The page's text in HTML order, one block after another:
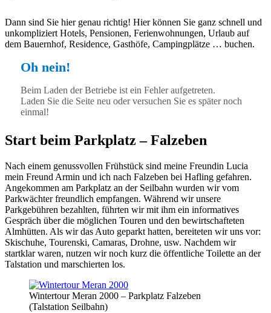
Dann sind Sie hier genau richtig! Hier können Sie ganz schnell und
unkompliziert Hotels, Pensionen, Ferienwohnungen, Urlaub auf
dem Bauernhof, Residence, Gasthöfe, Campingplätze … buchen.
Oh nein!
Beim Laden der Betriebe ist ein Fehler aufgetreten.
Laden Sie die Seite neu oder versuchen Sie es später noch
einmal!
Start beim Parkplatz – Falzeben
Nach einem genussvollen Frühstück sind meine Freundin Lucia
mein Freund Armin und ich nach Falzeben bei Hafling gefahren.
Angekommen am Parkplatz an der Seilbahn wurden wir vom
Parkwächter freundlich empfangen. Während wir unsere
Parkgebühren bezahlten, führten wir mit ihm ein informatives
Gespräch über die möglichen Touren und den bewirtschafteten
Almhütten. Als wir das Auto geparkt hatten, bereiteten wir uns vor:
Skischuhe, Tourenski, Camaras, Drohne, usw. Nachdem wir
startklar waren, nutzen wir noch kurz die öffentliche Toilette an der
Talstation und marschierten los.
Wintertour Meran 2000 – Parkplatz Falzeben
(Talstation Seilbahn)